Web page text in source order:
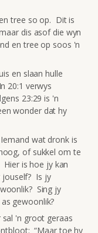
tree so op. Dit is
dis asof die wyn
en tree op soos 'n
en slaan hulle
20:1 verwys
23:29 is 'n
wonder dat hy
wat dronk is
of sukkel om te
is hoe jy kan
jouself? Is jy
Sing jy
gewoonlik?
sal 'n groot geraas
“Maar toe hy